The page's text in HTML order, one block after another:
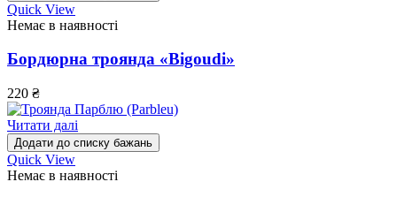
Quick View
Немає в наявності
Бордюрна троянда «Bigoudi»
220 ₴
Читати далі
Додати до списку бажань
Quick View
Немає в наявності